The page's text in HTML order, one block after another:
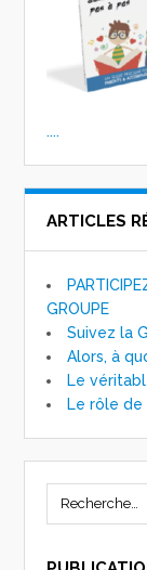
....
ARTICLES
GROUPE
Suivez la
Alors, à
Le
Le rôle de